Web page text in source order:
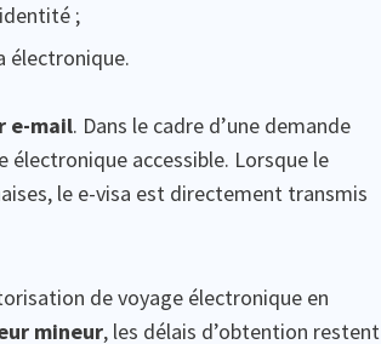
;
électronique.
e-mail. Dans le cadre d’une demande
électronique accessible. Lorsque le
le e-visa est directement transmis
de voyage électronique en
mineur, les délais d’obtention restent